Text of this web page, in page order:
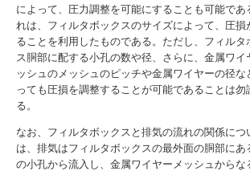
によって、圧力調整を可能にすることも可能であ
れは、フィルタボックスのサイズによって、圧損
ることを利用したものである。ただし、フィルタ
ス胴部に配する小孔の数や径、さらに、金属ワイ
ッシュのメッシュのピッチや金属ワイヤーの径な
っても圧損を調整することが可能であることは勿
る。
なお、フィルタボックスと排気の流れの関係につ
は、排気はフィルタボックスの最外面の胴部にあ
の小孔から流入し、金属ワイヤーメッシュからな